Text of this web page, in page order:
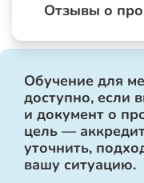
Отзывы о
Обучение для
доступно, если
и документ о
цель —
уточнить,
вашу ситуацию.